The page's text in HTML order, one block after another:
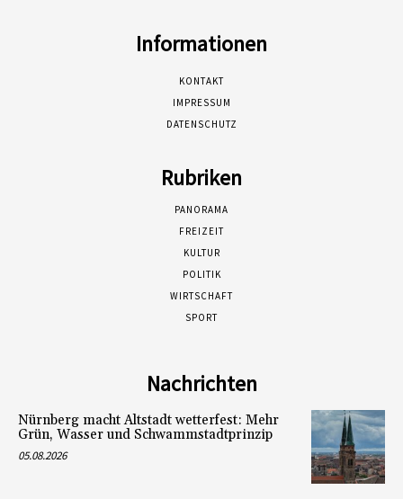
Informationen
KONTAKT
IMPRESSUM
DATENSCHUTZ
Rubriken
PANORAMA
FREIZEIT
KULTUR
POLITIK
WIRTSCHAFT
SPORT
Nachrichten
Nürnberg macht Altstadt wetterfest: Mehr
Grün, Wasser und Schwammstadtprinzip
05.08.2026